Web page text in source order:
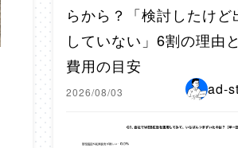
らから？「検討したけど
していない」6割の理由と
費用の目安
2026/08/03 ad-